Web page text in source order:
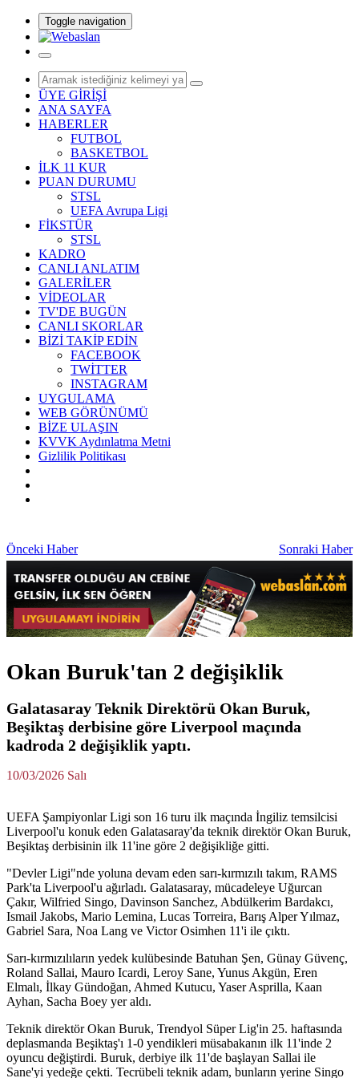
Toggle navigation
ÜYE GİRİŞİ
ANA SAYFA
HABERLER
FUTBOL
BASKETBOL
İLK 11 KUR
PUAN DURUMU
STSL
UEFA Avrupa Ligi
FİKSTÜR
STSL
KADRO
CANLI ANLATIM
GALERİLER
VİDEOLAR
TV'DE BUGÜN
CANLI SKORLAR
BİZİ TAKİP EDİN
FACEBOOK
TWİTTER
INSTAGRAM
UYGULAMA
WEB GÖRÜNÜMÜ
BİZE ULAŞIN
KVVK Aydınlatma Metni
Gizlilik Politikası
Önceki Haber Sonraki Haber
Okan Buruk'tan 2 değişiklik
Galatasaray Teknik Direktörü Okan Buruk,
Beşiktaş derbisine göre Liverpool maçında
kadroda 2 değişiklik yaptı.
10/03/2026 Salı
UEFA Şampiyonlar Ligi son 16 turu ilk maçında İngiliz temsilcisi
Liverpool'u konuk eden Galatasaray'da teknik direktör Okan Buruk,
Beşiktaş derbisinin ilk 11'ine göre 2 değişikliğe gitti.
"Devler Ligi"nde yoluna devam eden sarı-kırmızılı takım, RAMS
Park'ta Liverpool'u ağırladı. Galatasaray, mücadeleye Uğurcan
Çakır, Wilfried Singo, Davinson Sanchez, Abdülkerim Bardakcı,
Ismail Jakobs, Mario Lemina, Lucas Torreira, Barış Alper Yılmaz,
Gabriel Sara, Noa Lang ve Victor Osimhen 11'i ile çıktı.
Sarı-kırmızılıların yedek kulübesinde Batuhan Şen, Günay Güvenç,
Roland Sallai, Mauro Icardi, Leroy Sane, Yunus Akgün, Eren
Elmalı, İlkay Gündoğan, Ahmed Kutucu, Yaser Asprilla, Kaan
Ayhan, Sacha Boey yer aldı.
Teknik direktör Okan Buruk, Trendyol Süper Lig'in 25. haftasında
deplasmanda Beşiktaş'ı 1-0 yendikleri müsabakanın ilk 11'inde 2
oyuncu değiştirdi. Buruk, derbiye ilk 11'de başlayan Sallai ile
Sane'yi yedeğe çekti. Tecrübeli teknik adam, bunların yerine Singo